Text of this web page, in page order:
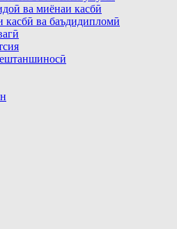
ва миёнаи касбӣ
касбӣ ва баъдидипломӣ